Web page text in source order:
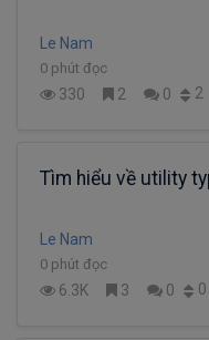
Le Nam
0 phút đọc
330 2 0 2
Tìm hiểu về utility
Le Nam
0 phút đọc
6.3K 3 0 0